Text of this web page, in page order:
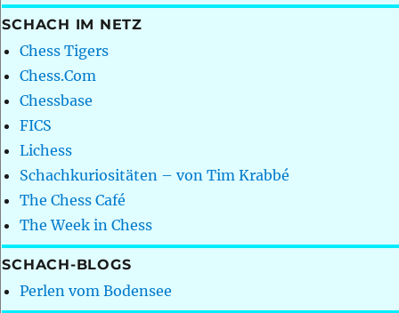
SCHACH IM NETZ
Chess Tigers
Chess.Com
Chessbase
FICS
Lichess
Schachkuriositäten – von Tim Krabbé
The Chess Café
The Week in Chess
SCHACH-BLOGS
Perlen vom Bodensee